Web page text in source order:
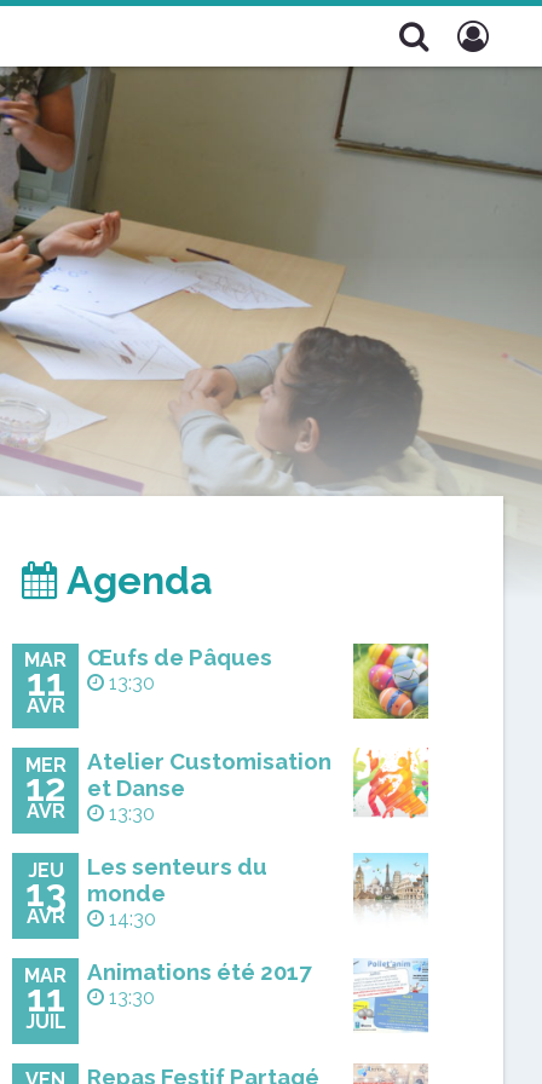
Agenda
MAR
11
AVR
Œufs de Pâques
13:30
MER
12
AVR
Atelier Customisation
et Danse
13:30
JEU
13
AVR
Les senteurs du
monde
14:30
MAR
11
JUIL
Animations été 2017
13:30
Repas Festif Partagé